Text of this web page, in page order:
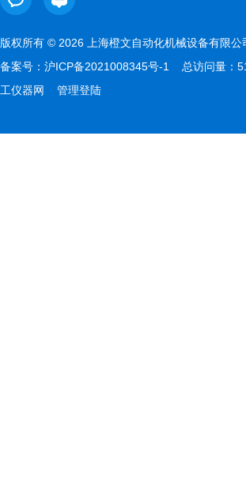
版权所有 © 2026 上海橙文自动化机械设备有限
备案号： 沪ICP备2021008345号-1 总访问量：
工仪器网
管理登陆